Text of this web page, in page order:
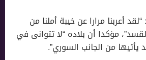
أعربنا مرارا عن خيبة أملنا من
مؤكدا أن بلاده “لا تتوانى في
من الجانب السوري”.